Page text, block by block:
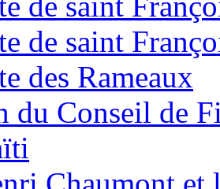
de saint
des Rameaux
du Conseil de